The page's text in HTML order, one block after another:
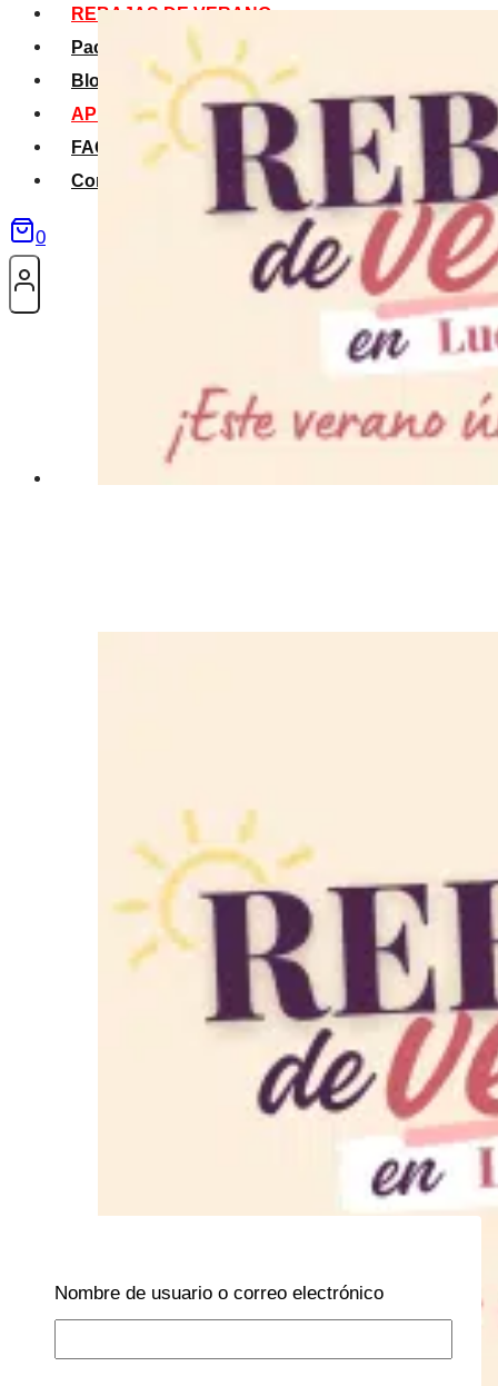
REBAJAS DE VERANO
Packs Verano
Blog
APP La Tribu
FAQS
Contacto
0
Nombre de usuario o correo electrónico